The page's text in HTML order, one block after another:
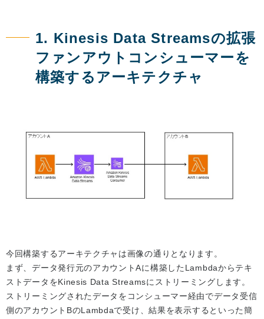
1. Kinesis Data Streamsの拡張
ファンアウトコンシューマーを
構築するアーキテクチャ
今回構築するアーキテクチャは画像の通りとなります。
まず、データ発行元のアカウントAに構築したLambdaからテキ
ストデータをKinesis Data Streamsにストリーミングします。
ストリーミングされたデータをコンシューマー経由でデータ受信
側のアカウントBのLambdaで受け、結果を表示するといった簡